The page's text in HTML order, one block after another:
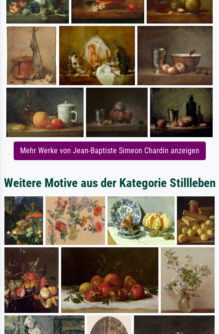
Mehr Werke von Jean-Baptiste Simeon Chardin anzeigen
Weitere Motive aus der Kategorie Stillleben